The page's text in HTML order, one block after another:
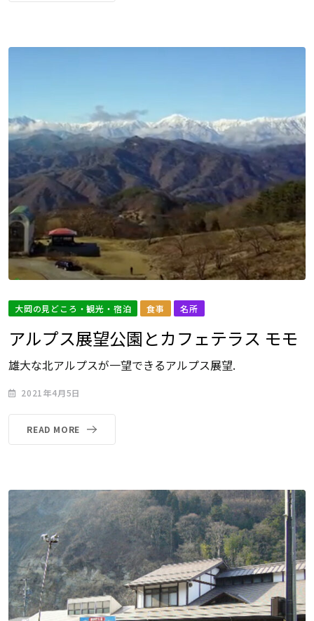
大岡の見どころ・観光・宿泊 食事 名所
アルプス展望公園とカフェテラス モモ
雄大な北アルプスが一望できるアルプス展望.
2021年4月5日
READ MORE